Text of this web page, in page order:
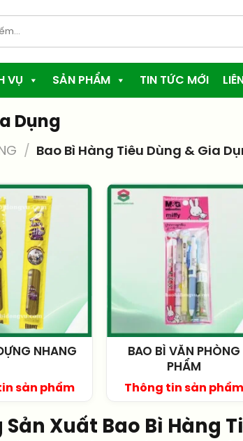
VỤ SẢN PHẨM TIN TỨC MỚI
Dụng
/ Bao Bì Hàng Tiêu Dùng & Gia
NHANG
sản phẩm
BAO BÌ VĂN PHÒNG
PHẨM
Thông tin sản phẩm
Sản Xuất Bao Bì Hàng